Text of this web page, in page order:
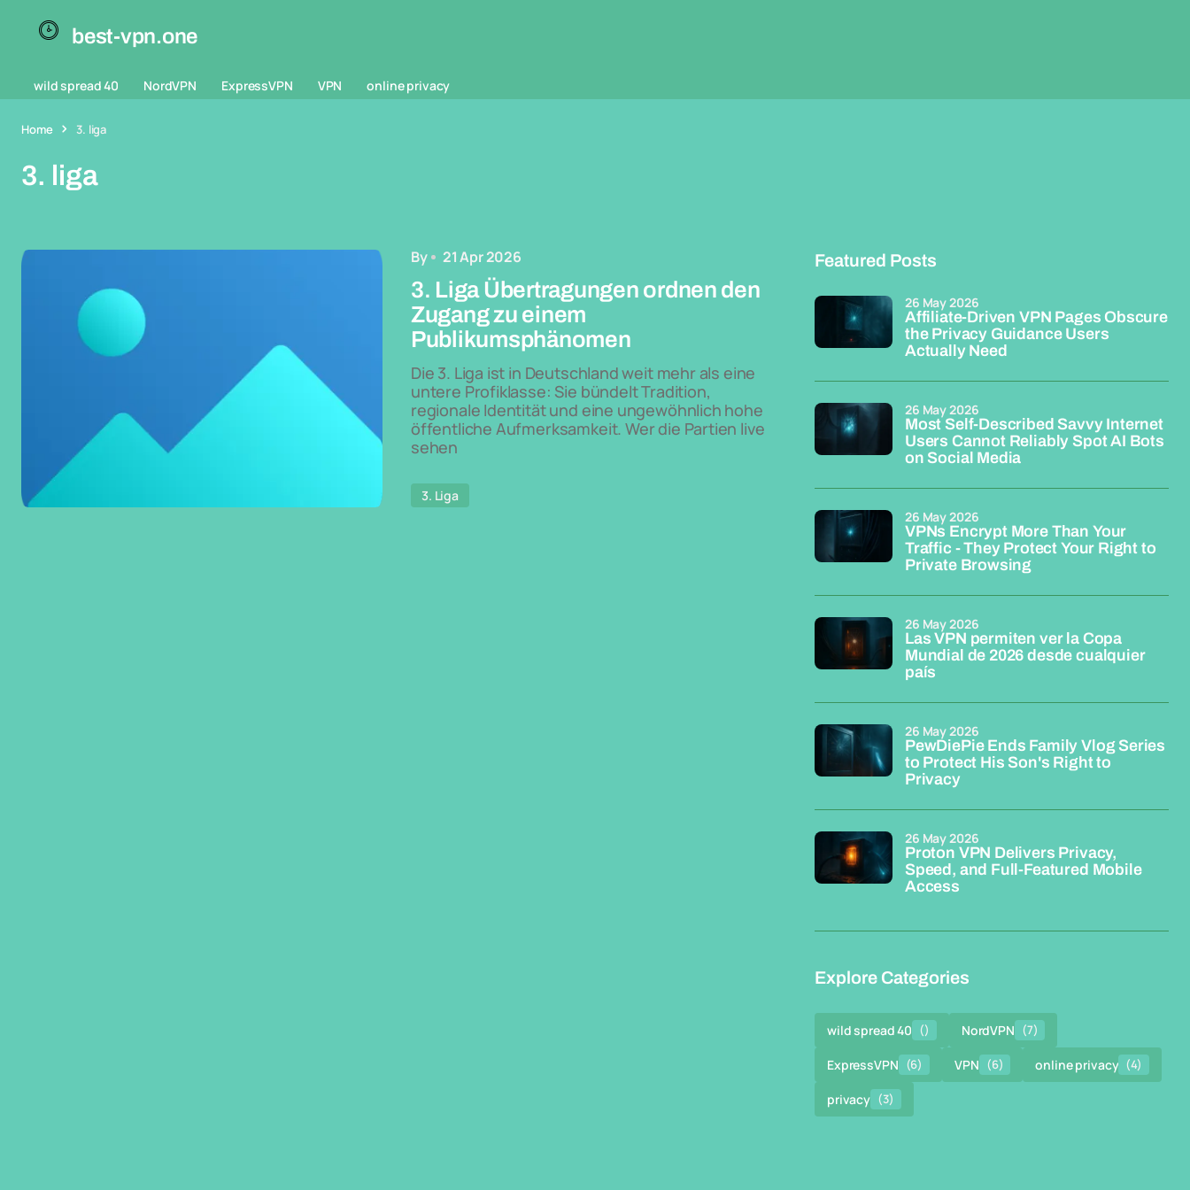
best-vpn.one
wild spread 40 NordVPN ExpressVPN VPN online privacy
Home 3. liga
3. liga
By 21 Apr 2026
3. Liga Übertragungen ordnen den
Zugang zu einem
Publikumsphänomen
Die 3. Liga ist in Deutschland weit mehr als eine
untere Profiklasse: Sie bündelt Tradition,
regionale Identität und eine ungewöhnlich hohe
öffentliche Aufmerksamkeit. Wer die Partien live
sehen
3. Liga
Featured Posts
Affiliate-Driven VPN Pages Obscure
the Privacy Guidance Users
Actually Need
26 May 2026
Most Self-Described Savvy Internet
Users Cannot Reliably Spot AI Bots
on Social Media
26 May 2026
VPNs Encrypt More Than Your
Traffic - They Protect Your Right to
Private Browsing
26 May 2026
Las VPN permiten ver la Copa
Mundial de 2026 desde cualquier
país
26 May 2026
PewDiePie Ends Family Vlog Series
to Protect His Son's Right to
Privacy
26 May 2026
Proton VPN Delivers Privacy,
Speed, and Full-Featured Mobile
Access
26 May 2026
Explore Categories
wild spread 40 () NordVPN (7)
ExpressVPN (6) VPN (6) online privacy (4)
privacy (3)